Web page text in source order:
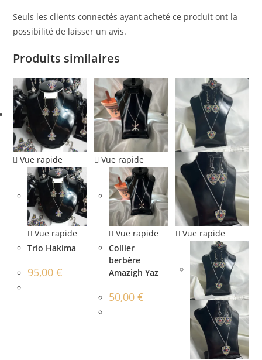
Seuls les clients connectés ayant acheté ce produit ont la
possibilité de laisser un avis.
Produits similaires
Vue rapide
Vue rapide
Trio Hakima
95,00€
Vue rapide
Vue rapide
Collier
berbère
Amazigh Yaz
50,00 €
Vue rapide